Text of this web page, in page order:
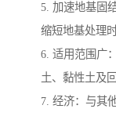
5. 加速地基固
缩短地基处理时
6. 适用范围广
土、黏性土及
7. 经济：与其